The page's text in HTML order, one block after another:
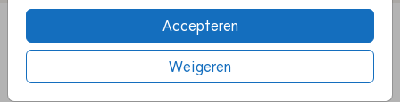
Accepteren
Weigeren